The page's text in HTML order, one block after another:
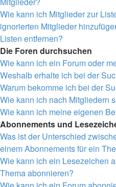
Wie kann ich Mitglieder zur
ignorierten Mitglieder
Listen entfernen?
Die Foren durchsuchen
Wie kann ich ein Forum oder
Weshalb erhalte ich bei der
Warum bekomme ich bei der
Wie kann ich nach Mitgliedern
Wie kann ich meine eigenen
Abonnements und
Was ist der Unterschied
einem Abonnements für ein
Wie kann ich ein Lesezeichen
Thema abonnieren?